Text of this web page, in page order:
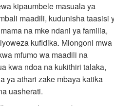
kipaumbele masuala ya
maadili, kudunisha taasisi
na mke ndani ya familia,
kufidika. Miongoni mwa
mfumo wa maadili na
kwa ndoa na kukithiri talaka,
ya athari zake mbaya katika
uasherati.